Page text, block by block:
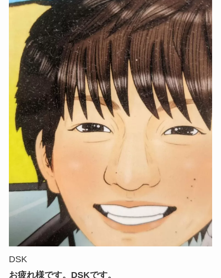
DSK
お疲れ様です。DSKです。